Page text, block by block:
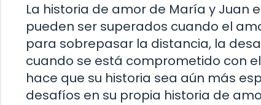
La historia de amor de María y Juan
pueden ser superados cuando el
para sobrepasar la distancia, la
cuando se está comprometido con
hace que su historia sea aún más
desafíos en su propia historia de